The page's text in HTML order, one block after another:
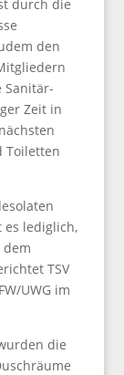
durch die
den
Sanitär-
Zeit in
Toiletten
es lediglich,
TSV
UWG im
die